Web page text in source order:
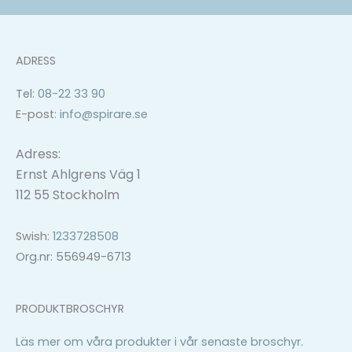
ADRESS
Tel: 08-22 33 90
E-post: info@spirare.se
Adress:
Ernst Ahlgrens Väg 1
112 55 Stockholm
Swish: 1233728508
Org.nr: 556949-6713
PRODUKTBROSCHYR
Läs mer om våra produkter i vår senaste broschyr.